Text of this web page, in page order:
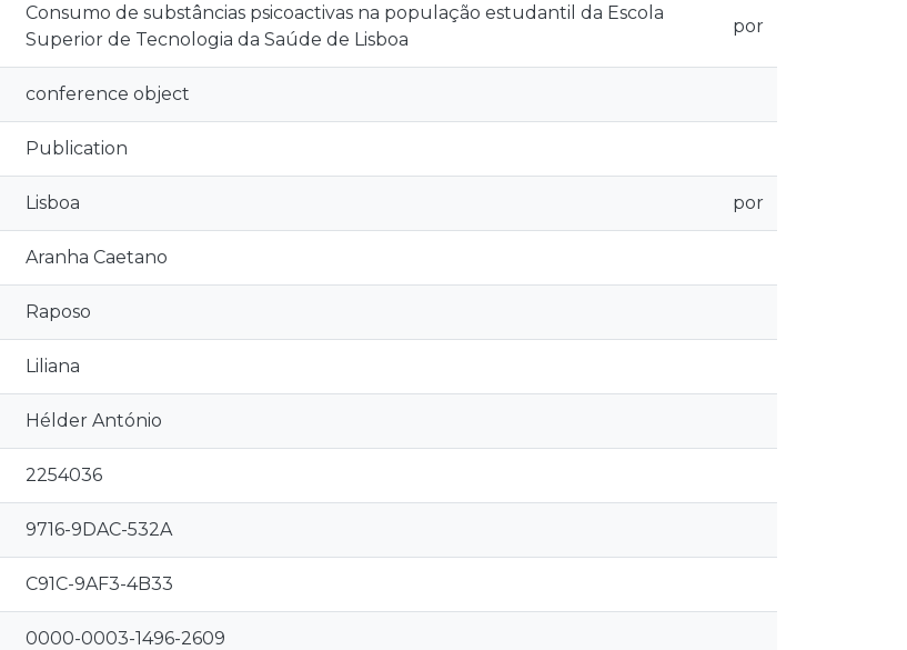
Consumo de substâncias psicoactivas na população estudantil da Escola
Superior de Tecnologia da Saúde de Lisboa
por
conference object
Publication
Lisboa por
Aranha Caetano
Raposo
Liliana
Hélder António
2254036
9716-9DAC-532A
C91C-9AF3-4B33
0000-0003-1496-2609